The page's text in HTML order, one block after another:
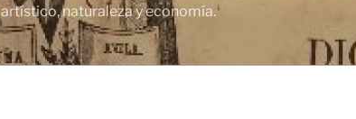
artístico, naturaleza y economía.